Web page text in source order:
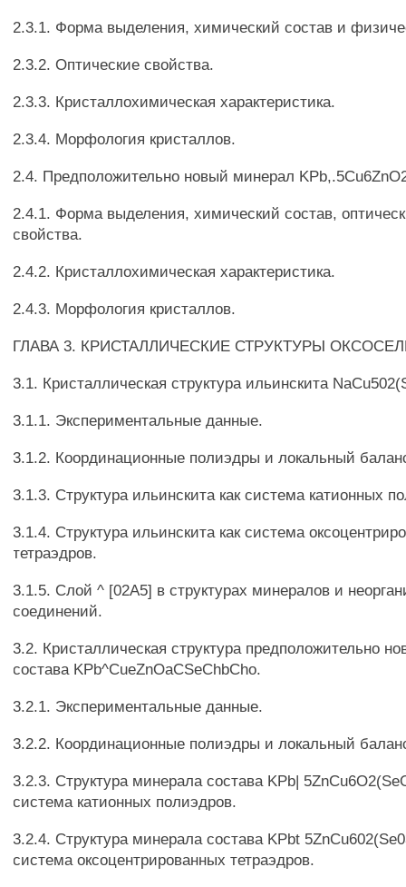
2.3.1. Форма выделения, химический состав и
2.3.2. Оптические свойства.
2.3.3. Кристаллохимическая характеристика.
2.3.4. Морфология кристаллов.
2.4. Предположительно новый минерал
2.4.1. Форма выделения, химический состав,
свойства.
2.4.2. Кристаллохимическая характеристика.
2.4.3. Морфология кристаллов.
ГЛАВА 3. КРИСТАЛЛИЧЕСКИЕ СТРУКТУРЫ
3.1. Кристаллическая структура ильинскита
3.1.1. Экспериментальные данные.
3.1.2. Координационные полиэдры и локальный
3.1.3. Структура ильинскита как система катионных
3.1.4. Структура ильинскита как система
тетраэдров.
3.1.5. Слой ^ [02А5] в структурах минералов и
соединений.
3.2. Кристаллическая структура предположительно
состава KPb^CueZnOaCSeChbCho.
3.2.1. Экспериментальные данные.
3.2.2. Координационные полиэдры и локальный
3.2.3. Структура минерала состава KPb|
система катионных полиэдров.
3.2.4. Структура минерала состава KPbt
система оксоцентрированных тетраэдров.